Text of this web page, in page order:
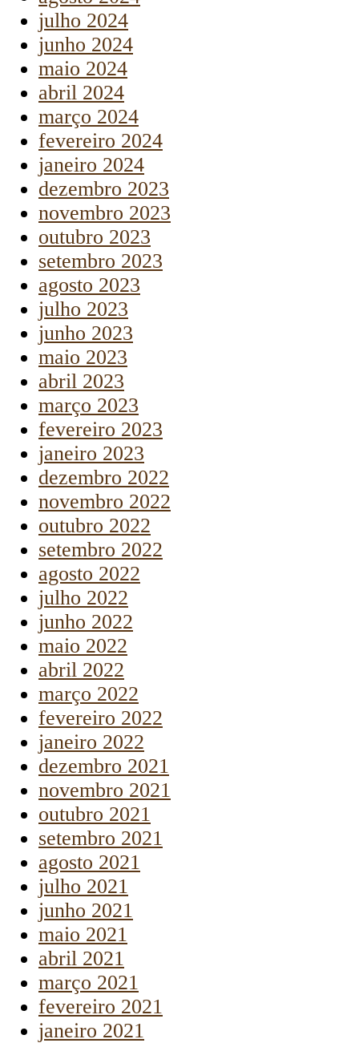
julho 2024
junho 2024
maio 2024
abril 2024
março 2024
fevereiro 2024
janeiro 2024
dezembro 2023
novembro 2023
outubro 2023
setembro 2023
agosto 2023
julho 2023
junho 2023
maio 2023
abril 2023
março 2023
fevereiro 2023
janeiro 2023
dezembro 2022
novembro 2022
outubro 2022
setembro 2022
agosto 2022
julho 2022
junho 2022
maio 2022
abril 2022
março 2022
fevereiro 2022
janeiro 2022
dezembro 2021
novembro 2021
outubro 2021
setembro 2021
agosto 2021
julho 2021
junho 2021
maio 2021
abril 2021
março 2021
fevereiro 2021
janeiro 2021